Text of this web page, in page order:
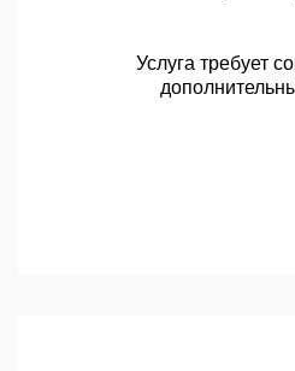
Услуга требует